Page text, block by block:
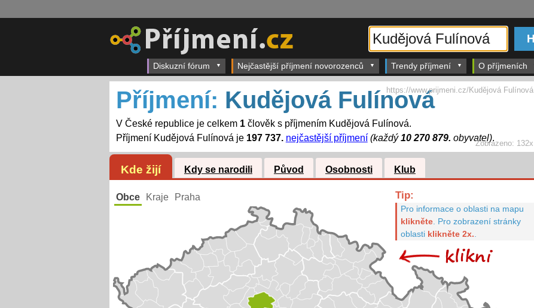
Diskuzní fórum Nejčastější příjmení novorozenců Trendy příjmení O příjmeních
Zobrazeno: 132x
Příjmení: Kudějová Fulínová
V České republice je celkem 1člověk s příjmením Kudějová Fulínová.
Příjmení Kudějová Fulínová je 197 737. nejčastější příjmení (každý10 270 879. obyvatel).
https://www.prijmeni.cz/Kudějová Fulínová
Kde žijí Kdy se narodili Původ Osobnosti Klub
Obce Kraje Praha Tip:
Pro informace o oblasti na mapu
klikněte. Pro zobrazení stránky
oblasti klikněte 2x.